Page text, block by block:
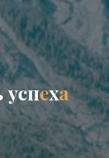
успеха